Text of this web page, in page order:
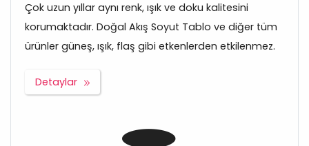
Çok uzun yıllar aynı renk, ışık ve doku kalitesini
korumaktadır. Doğal Akış Soyut Tablo ve diğer tüm
ürünler güneş, ışık, flaş gibi etkenlerden etkilenmez.
Detaylar